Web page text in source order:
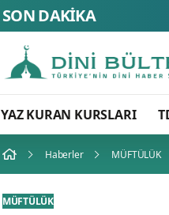
SON DAKİKA
YAZ KURAN KURSLARI
Haberler MÜFTÜLÜK
MÜFTÜLÜK